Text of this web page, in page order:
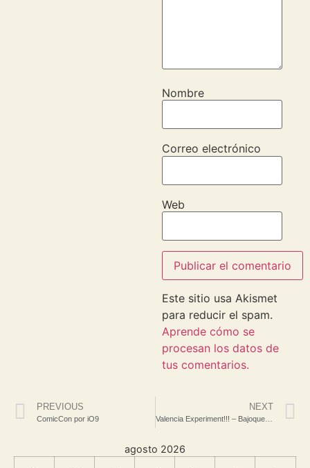
Nombre
Correo electrónico
Web
Este sitio usa Akismet
para reducir el spam.
Aprende cómo se
procesan los datos de
tus comentarios.
PREVIOUS
ComicCon por iO9
NEXT
Valencia Experiment!!! – Bajoqueta Rock
agosto 2026